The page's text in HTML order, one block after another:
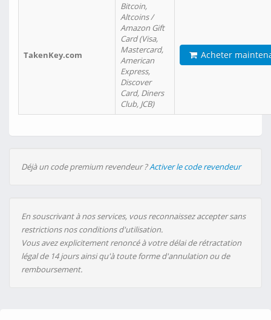
TakenKey.com
Bitcoin,
Altcoins /
Amazon Gift
Card (Visa,
Mastercard,
American
Express,
Discover
Card, Diners
Club, JCB)
Acheter
Déjà un code premium revendeur ?Activer le code revendeur
En souscrivant à nos services, vous reconnaissez accepter sans
restrictions nos conditions d'utilisation.
Vous avez explicitement renoncé à votre délai de rétractation
légal de 14 jours ainsi qu'à toute forme d'annulation ou de
remboursement.